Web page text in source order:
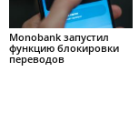
Monobank запустил
функцию блокировки
переводов